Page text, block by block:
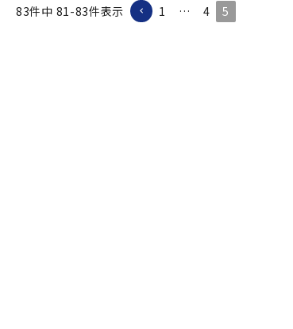
83件中 81-83件表示 1 … 4 5